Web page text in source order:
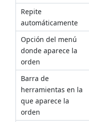
Repite
automáticamente
Opción del menú
donde aparece la
orden
Barra de
herramientas en la
que aparece la
orden